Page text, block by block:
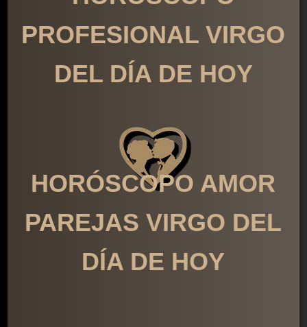
PROFESIONAL VIRGO
DEL DÍA DE HOY
HORÓSCOPO AMOR
PAREJAS VIRGO DEL
DÍA DE HOY